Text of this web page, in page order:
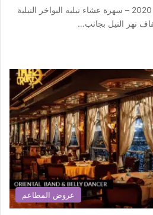
حجز المراكب النيلية المتحركة 2020 – سهرة عشاء نيليه البواخر النيلية
عروض المطاعم